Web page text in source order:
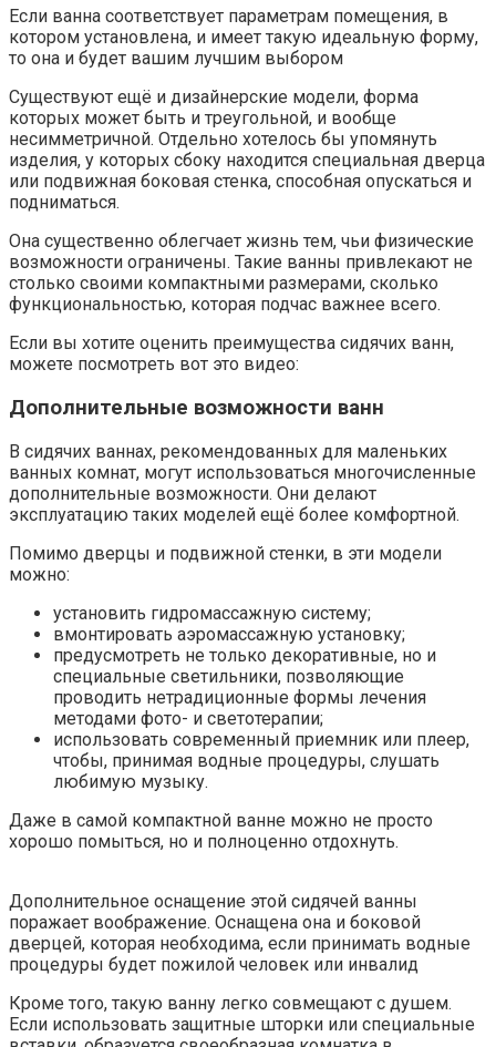
Если ванна соответствует параметрам помещения, в
котором установлена, и имеет такую идеальную форму,
то она и будет вашим лучшим выбором
Существуют ещё и дизайнерские модели, форма
которых может быть и треугольной, и вообще
несимметричной. Отдельно хотелось бы упомянуть
изделия, у которых сбоку находится специальная дверца
или подвижная боковая стенка, способная опускаться и
подниматься.
Она существенно облегчает жизнь тем, чьи физические
возможности ограничены. Такие ванны привлекают не
столько своими компактными размерами, сколько
функциональностью, которая подчас важнее всего.
Если вы хотите оценить преимущества сидячих ванн,
можете посмотреть вот это видео:
Дополнительные возможности ванн
В сидячих ваннах, рекомендованных для маленьких
ванных комнат, могут использоваться многочисленные
дополнительные возможности. Они делают
эксплуатацию таких моделей ещё более комфортной.
Помимо дверцы и подвижной стенки, в эти модели
можно:
установить гидромассажную систему;
вмонтировать аэромассажную установку;
предусмотреть не только декоративные, но и
специальные светильники, позволяющие
проводить нетрадиционные формы лечения
методами фото- и светотерапии;
использовать современный приемник или плеер,
чтобы, принимая водные процедуры, слушать
любимую музыку.
Даже в самой компактной ванне можно не просто
хорошо помыться, но и полноценно отдохнуть.
Дополнительное оснащение этой сидячей ванны
поражает воображение. Оснащена она и боковой
дверцей, которая необходима, если принимать водные
процедуры будет пожилой человек или инвалид
Кроме того, такую ванну легко совмещают с душем.
Если использовать защитные шторки или специальные